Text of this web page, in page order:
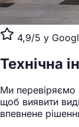
4,9/5 у
Технічна
Ми перевіряємо
щоб виявити
впевнене